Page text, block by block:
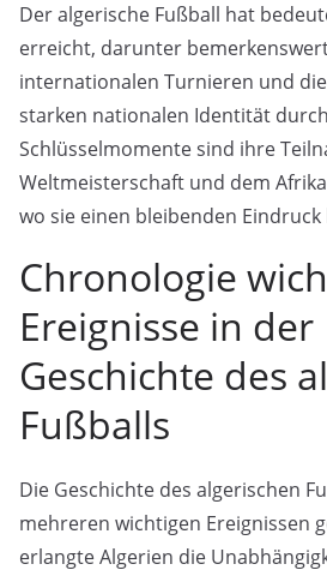
Der algerische Fußball hat
erreicht, darunter
internationalen Turnieren und
starken nationalen Identität
Schlüsselmomente sind ihre
Weltmeisterschaft und dem
wo sie einen bleibenden
Chronologie
Ereignisse in der
Geschichte des
Fußballs
Die Geschichte des algerischen
mehreren wichtigen Ereignissen
erlangte Algerien die